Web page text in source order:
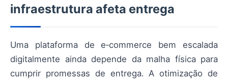
infraestrutura afeta entrega
Uma plataforma de e‑commerce bem escalada
digitalmente ainda depende da malha física para
cumprir promessas de entrega. A otimização de